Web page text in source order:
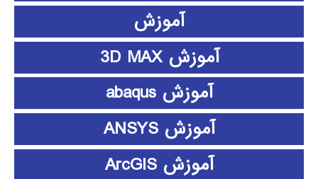
آموزش
آموزش 3D MAX
آموزش abaqus
آموزش ANSYS
آموزش ArcGIS